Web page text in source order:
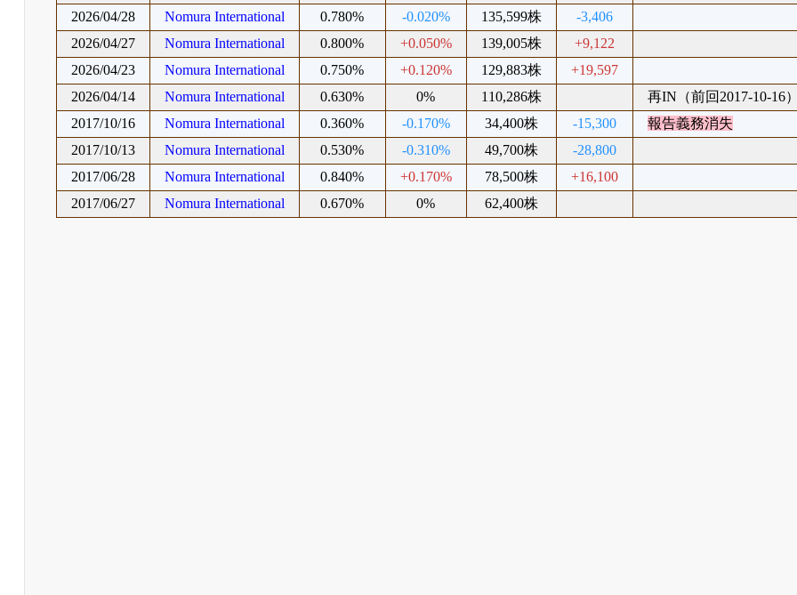
2026/04/28
Nomura International 0.780% -0.020% 135,599株
-3,406
2026/04/27
Nomura International 0.800% +0.050% 139,005株
+9,122
2026/04/23
Nomura International 0.750% +0.120% 129,883株
+19,597
2026/04/14
Nomura International 0.630% 0% 110,286株
再IN（前回2017-10-16
2017/10/16
Nomura International 0.360% -0.170% 34,400株 -15,300
報告義務消失
2017/10/13
Nomura International 0.530% -0.310% 49,700株
-28,800
2017/06/28
Nomura International 0.840% +0.170% 78,500株
+16,100
2017/06/27
Nomura International 0.670% 0% 62,400株